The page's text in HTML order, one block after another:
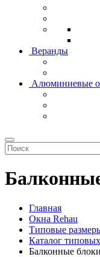
Веранды
Алюминиевые
Главная
Окна Rehau
Типовые
Каталог
Балконные